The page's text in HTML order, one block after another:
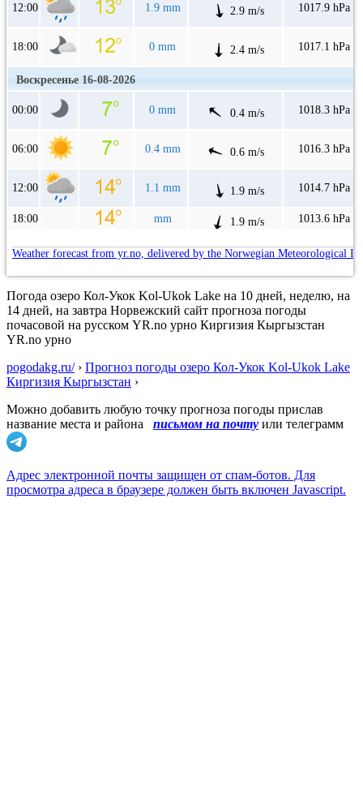
12:00 1.9 mm 2.9 m/s 1017.9 hPa
18:00 0 mm 2.4 m/s 1017.1 hPa
Воскресенье 16-08-2026
00:00 0 mm 0.4 m/s 1018.3 hPa
06:00 0.4 mm 0.6 m/s 1016.3 hPa
12:00 1.1 mm 1.9 m/s 1014.7 hPa
18:00 mm 1.9 m/s 1013.6 hPa
Weather forecast from yr.no, delivered by the Norwegian Meteorological
Погода озеро Кол-Укок Kol-Ukok Lake на 10 дней, неделю, на
14 дней, на завтра Норвежский сайт прогноза погоды
почасовой на русском YR.no урно Киргизия Кыргызстан
YR.no урно
pogodakg.ru/› Прогноз погоды озеро Кол-Укок Kol-Ukok Lake
Киргизия Кыргызстан ›
Можно добавить любую точку прогноза погоды прислав
название места и района
письмом на почту или телеграмм
Адрес электронной почты защищен от спам-ботов. Для
просмотра адреса в браузере должен быть включен Javascript.